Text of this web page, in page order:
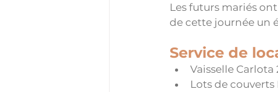
Les futurs mariés
de cette journée un
Service de
Vaisselle Carlota
Lots de